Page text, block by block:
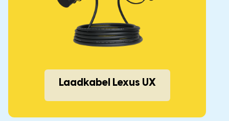
Laadkabel Lexus UX